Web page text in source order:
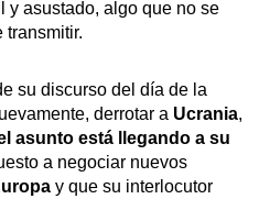
y asustado, algo que no se
transmitir.
su discurso del día de la
derrotar a Ucrania,
asunto está llegando a su
a negociar nuevos
y que su interlocutor